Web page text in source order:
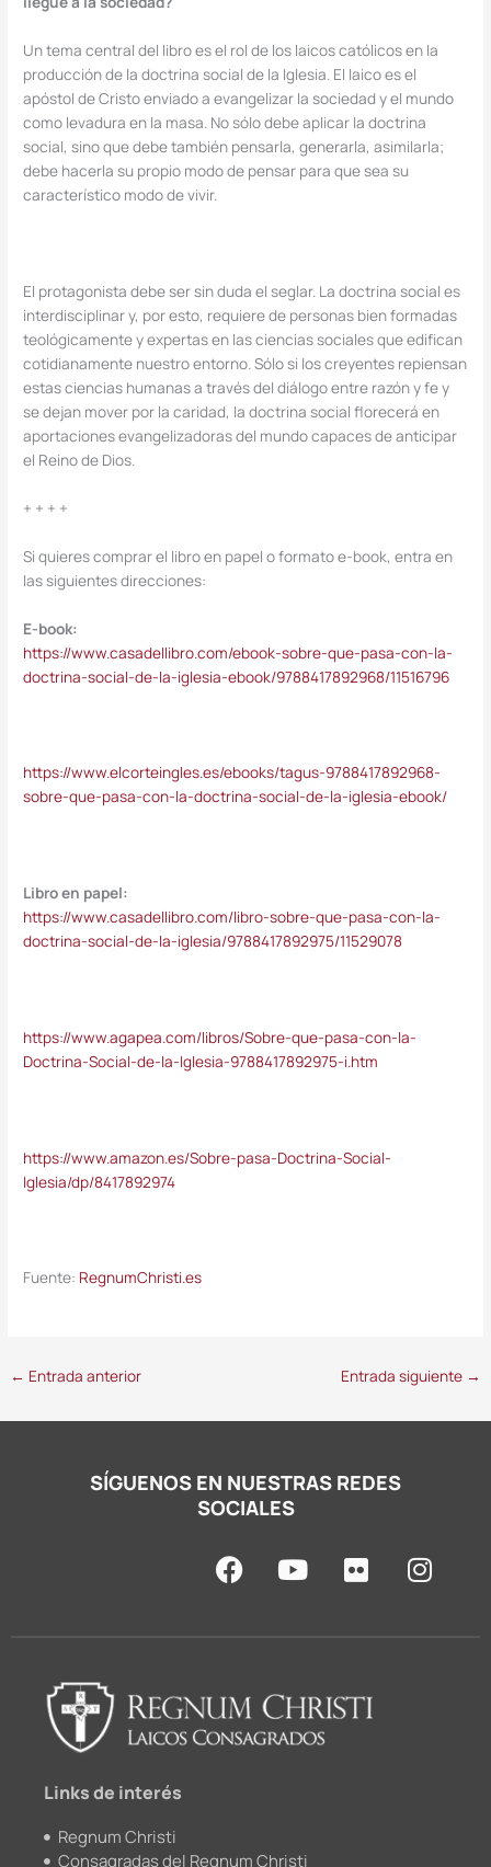
Un tema central del libro es el rol de los laicos católicos en la
producción de la doctrina social de la Iglesia. El laico es el
apóstol de Cristo enviado a evangelizar la sociedad y el mundo
como levadura en la masa. No sólo debe aplicar la doctrina
social, sino que debe también pensarla, generarla, asimilarla;
debe hacerla su propio modo de pensar para que sea su
característico modo de vivir.
El protagonista debe ser sin duda el seglar. La doctrina social es
interdisciplinar y, por esto, requiere de personas bien formadas
teológicamente y expertas en las ciencias sociales que edifican
cotidianamente nuestro entorno. Sólo si los creyentes repiensan
estas ciencias humanas a través del diálogo entre razón y fe y
se dejan mover por la caridad, la doctrina social florecerá en
aportaciones evangelizadoras del mundo capaces de anticipar
el Reino de Dios.
+ + + +
Si quieres comprar el libro en papel o formato e-book, entra en
las siguientes direcciones:
E-book:
https://www.casadellibro.com/ebook-sobre-que-pasa-con-la-
doctrina-social-de-la-iglesia-ebook/9788417892968/11516796
https://www.elcorteingles.es/ebooks/tagus-9788417892968-
sobre-que-pasa-con-la-doctrina-social-de-la-iglesia-ebook/
Libro en papel:
https://www.casadellibro.com/libro-sobre-que-pasa-con-la-
doctrina-social-de-la-iglesia/9788417892975/11529078
https://www.agapea.com/libros/Sobre-que-pasa-con-la-
Doctrina-Social-de-la-Iglesia-9788417892975-i.htm
https://www.amazon.es/Sobre-pasa-Doctrina-Social-
Iglesia/dp/8417892974
Fuente: RegnumChristi.es
← Entrada anterior Entrada siguiente →
SÍGUENOS EN NUESTRAS REDES
SOCIALES
F
a
o
o
k
Y
o
b
e
F
l
r
I
n
Links de interés
Regnum Christi
Consagradas del Regnum Christi